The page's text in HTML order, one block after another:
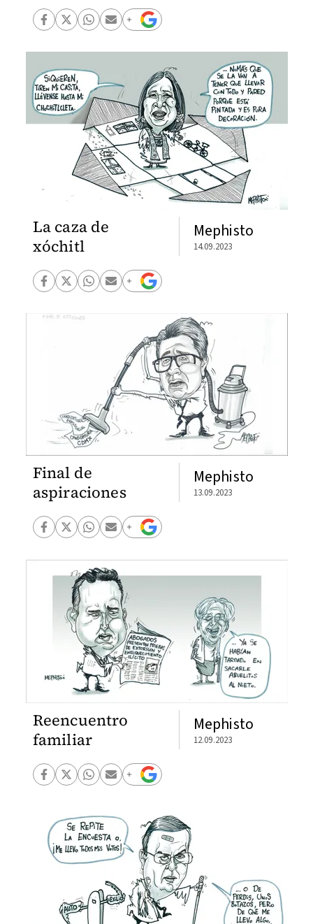
La caza de
xóchitl
Mephisto
14.09.2023
Final de
aspiraciones
Mephisto
13.09.2023
Reencuentro
familiar
Mephisto
12.09.2023